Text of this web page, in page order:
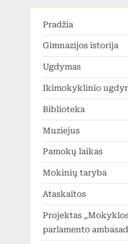
Pradžia
Gimnazijos istorija
Ugdymas
Ikimokyklinio
Biblioteka
Muziejus
Pamokų laikas
Mokinių taryba
Ataskaitos
Projektas
parlamento